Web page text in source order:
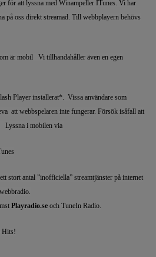
för att lyssna med Winampeller ITunes. Vi har
på oss direkt streamad. Till webbplayern behövs
är mobil Vi tillhandahåller även en egen
Player installerat*. Vissa användare som
att webbspelaren inte fungerar. Försök isåfall att
i mobilen via
stort antal ”inofficiella” streamtjänster på internet
Playradio.se och TuneIn Radio.
Hits!